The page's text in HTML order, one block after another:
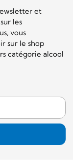
et
les
vous
sur le shop
catégorie alcool